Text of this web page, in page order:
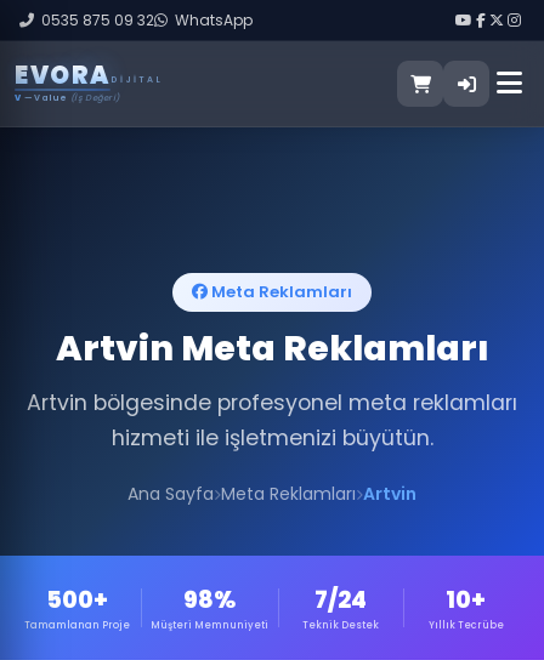
0535 875 09 32 WhatsApp
EVORA DIJITAL
V — Value (İş Değeri)
Meta Reklamları
Artvin Meta Reklamları
Artvin bölgesinde profesyonel meta reklamları
hizmeti ile işletmenizi büyütün.
Ana Sayfa Meta Reklamları Artvin
500+
Tamamlanan Proje
98%
Müşteri Memnuniyeti
7/24
Teknik Destek
10+
Yıllık Tecrübe